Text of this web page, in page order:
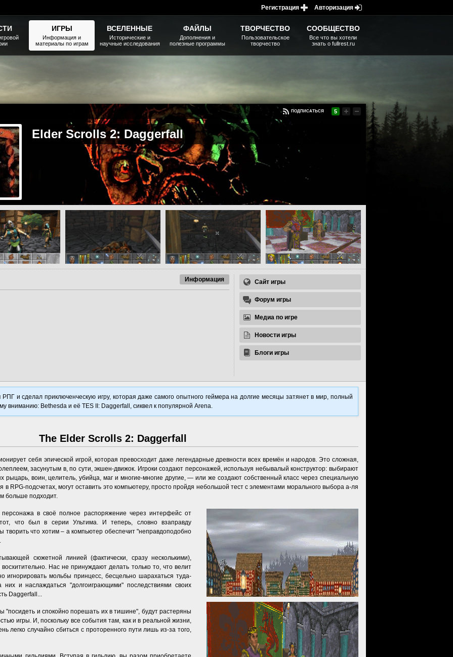
Elder Scrolls 2: Daggerfall
5
ПОДПИСАТЬСЯ
Сайт игры
Форум игры
Медиа по игре
Новости игры
Блоги игры
Информация
РПГ и сделал приключенческую игру, которая даже самого опытного геймера на долгие месяцы затянет в мир, полный
вниманию: Bethesda и её TES II: Daggerfall, сиквел к популярной Arena.
The Elder Scrolls 2: Daggerfall
себя эпической игрой, которая превосходит даже легендарные древности всех времён и народов. Это сложная,
засунутым в, по сути, экшен-движок. Игроки создают персонажей, используя небывалый конструктор: выбирают
рыцарь, воин, целитель, убийца, маг и многие-многие другие, — или же создают собственный класс через специальную
в RPG-подсчетах, могут оставить это компьютеру, просто пройдя небольшой тест с элементами морального выбора а-ля
больше подходит.
персонажа в своё полное распоряжение через интерфейс от
что был в серии Ультима. И теперь, словно взаправду
что хотим – а компьютер обеспечит "неправдоподобно
сюжетной линией (фактически, сразу несколькими),
Нас не принуждают делать только то, что велит
игнорировать мольбы принцесс, бесцельно шарахаться туда-
и наслаждаться "долгоиграющими" последствиями своих
Daggerfall...
"посидеть и спокойно порешать их в тишине", будут растеряны
игры. И, поскольку все события там, как и в реальной жизни,
легко случайно сбиться с проторенного пути лишь из-за того,
ИГРЫ
Информация и
материалы по играм
ВСЕЛЕННЫЕ
Исторические и
научные исследования
ФАЙЛЫ
Дополнения и
полезные программы
ТВОРЧЕСТВО
Пользовательское
творчество
СООБЩЕСТВО
Все что вы хотели
знать о fullrest.ru
Авторизация
Регистрация